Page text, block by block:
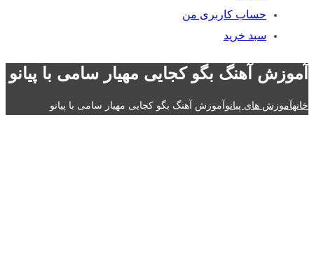
حساب کاربری من
سبد خرید
آموزش آهنگ بگو کجایی مهیار سامی با پیانو
خانهآموزش های پیانوآموزش آهنگ بگو کجایی مهیار سامی با پیانو